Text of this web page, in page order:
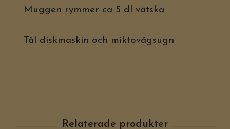
Muggen rymmer ca 5 dl vätska
Tål diskmaskin och miktovågsugn